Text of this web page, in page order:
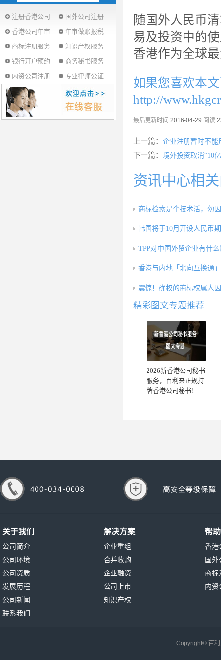
注册香港公司
国外公司注册
香港公司年审
年审做账报税
商标注册服务
知识产权服务
银行开户预约
商务秘书服务
内资公司注册
专业律师公证
随国外人民币
易及投资中的
香港作为全球
如果您喜欢本
http://
最后更新时间:2016-04-29 阅读:
上一篇： 企业注册暂时不能
下一篇： 境外投资取消“10
资讯中心相
商标检索是个技术活，勿
韩国将于10月开设人民币
TPP对中国外贸企业有什
香港与内地「北向互换通
震惊！确权的商标权属人
精彩图文专题推荐
2026新香港公司秘书
服务，百利来正规持
牌香港公司秘书！
关于我们
公司简介
公司环境
公司资质
发展历程
公司新闻
联系我们
解决方案
企业重组
合并收购
企业融资
公司上市
知识产权
帮
香港
国外
商标
内资
Copyright© 百